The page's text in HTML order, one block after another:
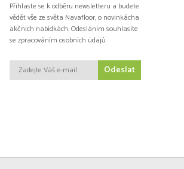
Přihlaste se k odběru newsletteru a budete
vědět vše ze světa Navafloor, o novinkácha
akčních nabídkách. Odesláním souhlasíte
se zpracováním osobních údajů.
Odeslat